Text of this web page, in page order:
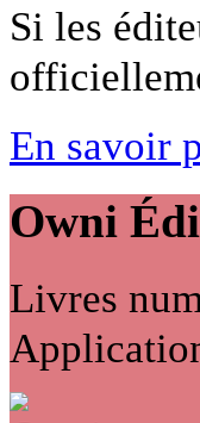
Si les
En savoir
Owni
Livres